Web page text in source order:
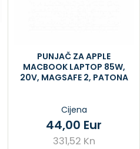
PUNJAČ ZA APPLE
MACBOOK LAPTOP 85W,
20V, MAGSAFE 2, PATONA
Cijena
331,52 Kn
44,00 Eur